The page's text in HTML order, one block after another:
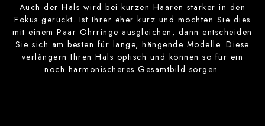
Auch der Hals wird bei kurzen Haaren stärker in den
Fokus gerückt. Ist Ihrer eher kurz und möchten Sie dies
mit einem Paar Ohrringe ausgleichen, dann entscheiden
Sie sich am besten für lange, hängende Modelle. Diese
verlängern Ihren Hals optisch und können so für ein
noch harmonischeres Gesamtbild sorgen.